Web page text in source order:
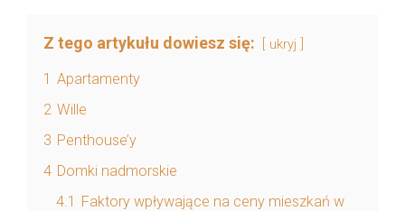
Z tego artykułu dowiesz się: ukryj
1 Apartamenty
2 Wille
3 Penthouse’y
4 Domki nadmorskie
4.1 Faktory wpływające na ceny mieszkań w